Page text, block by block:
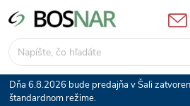
Prejsť
na
obsah
Dňa 6.8.2026 bude predajňa v Šali
štandardnom režime.